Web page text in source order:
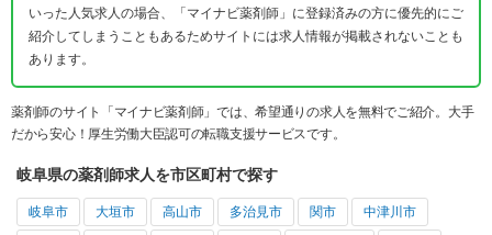
いった人気求人の場合、「マイナビ薬剤師」に登録済みの方に優先的にご
紹介してしまうこともあるためサイトには求人情報が掲載されないことも
あります。
薬剤師のサイト「マイナビ薬剤師」では、希望通りの求人を無料でご紹介。大手
だから安心！厚生労働大臣認可の転職支援サービスです。
岐阜県の薬剤師求人を市区町村で探す
岐阜市 大垣市 高山市 多治見市 関市 中津川市